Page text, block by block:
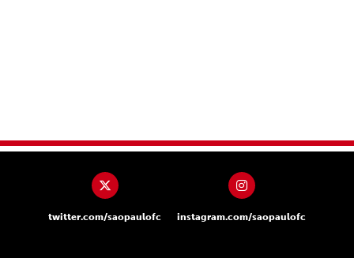
twitter.com/saopaulofc instagram.com/saopaulofc